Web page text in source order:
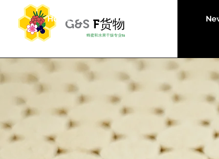
G&S F货物
蜂蜜和水果干燥专业ts
Home Landing Page